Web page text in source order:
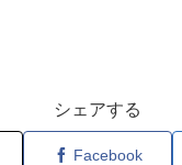
シェアする
Facebook